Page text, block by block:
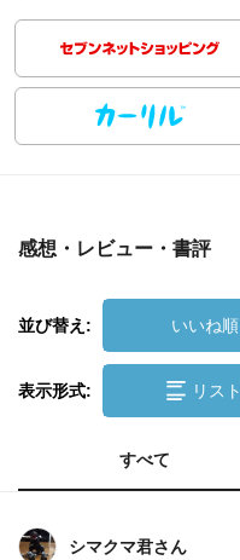
感想・レビュー・書評
並び替え: いいね順
表示形式: リスト
すべて
シマクマ君さん